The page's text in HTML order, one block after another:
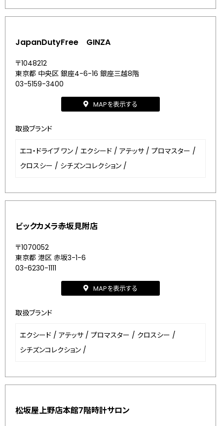
JapanDutyFree GINZA
〒1048212
東京都 中央区 銀座4-6-16 銀座三越8階
03-5159-3400
MAPを表示する
取扱ブランド
エコ・ドライブ ワン / エクシード / アテッサ / プロマスター /
クロスシー / シチズンコレクション /
ビックカメラ赤坂見附店
〒1070052
東京都 港区 赤坂3-1-6
03-6230-1111
MAPを表示する
取扱ブランド
エクシード / アテッサ / プロマスター / クロスシー /
シチズンコレクション /
松坂屋上野店本館7階時計サロン